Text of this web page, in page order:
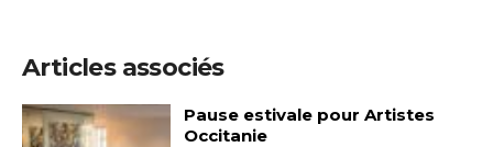
Articles associés
Pause estivale pour Artistes
Occitanie